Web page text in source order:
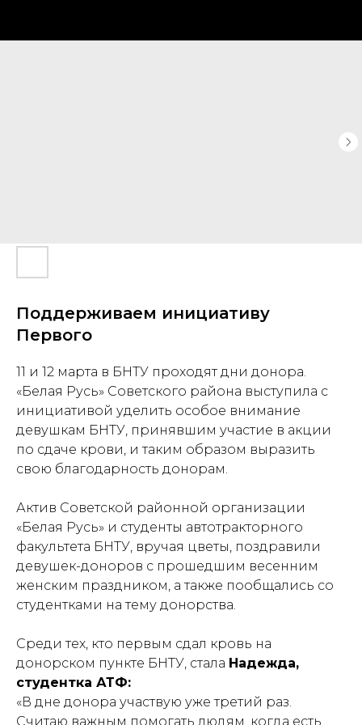
Поддерживаем инициативу
Первого
11 и 12 марта в БНТУ проходят дни донора.
«Белая Русь» Советского района выступила с
инициативой уделить особое внимание
девушкам БНТУ, принявшим участие в акции
по сдаче крови, и таким образом выразить
свою благодарность донорам.
Актив Советской районной организации
«Белая Русь» и студенты автотракторного
факультета БНТУ, вручая цветы, поздравили
девушек-доноров с прошедшим весенним
женским праздником, а также пообщались со
студентками на тему донорства.
Среди тех, кто первым сдал кровь на
донорском пункте БНТУ, стала Надежда,
студентка АТФ:
«В дне донора участвую уже третий раз.
Считаю важным помогать людям, когда есть